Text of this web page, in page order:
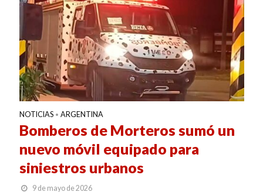
NOTICIAS • ARGENTINA
Bomberos de Morteros sumó un
nuevo móvil equipado para
siniestros urbanos
9 de mayo de 2026